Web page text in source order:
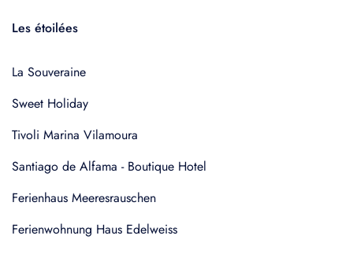
Les étoilées
La Souveraine
Sweet Holiday
Tivoli Marina Vilamoura
Santiago de Alfama - Boutique Hotel
Ferienhaus Meeresrauschen
Ferienwohnung Haus Edelweiss